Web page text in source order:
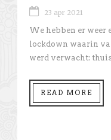
23 apr 2021
We hebben er weer
lockdown waarin
werd verwacht:
READ MORE